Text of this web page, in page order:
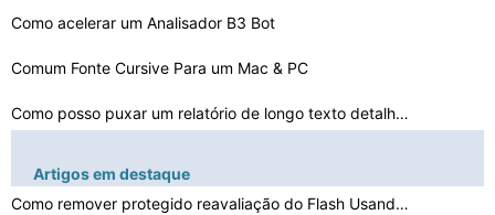
Como acelerar um Analisador B3 Bot
Comum Fonte Cursive Para um Mac & PC
Como posso puxar um relatório de longo texto detalhado…
Como usar o Contas a Receber racha em MS DOS
Artigos em destaque
Como remover protegido reavaliação do Flash Usando Re…